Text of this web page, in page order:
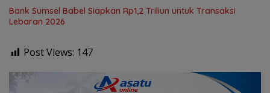
Bank Sumsel Babel Siapkan Rp1,2 Triliun untuk Transaksi
Lebaran 2026
Post Views: 147